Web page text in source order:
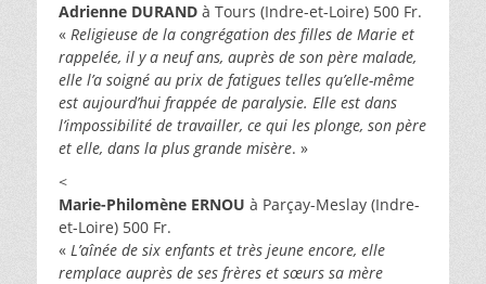
Adrienne DURAND à Tours (Indre-et-Loire) 500 Fr.
« Religieuse de la congrégation des filles de Marie et
rappelée, il y a neuf ans, auprès de son père malade,
elle l’a soigné au prix de fatigues telles qu’elle-même
est aujourd’hui frappée de paralysie. Elle est dans
l’impossibilité de travailler, ce qui les plonge, son père
et elle, dans la plus grande misère. »
<
Marie-Philomène ERNOU à Parçay-Meslay (Indre-
et-Loire) 500 Fr.
« L’aînée de six enfants et très jeune encore, elle
remplace auprès de ses frères et sœurs sa mère